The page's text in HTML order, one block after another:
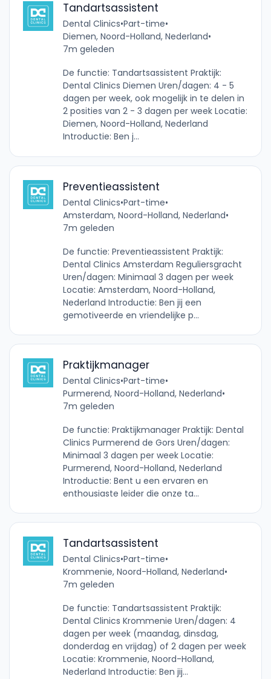
Tandartsassistent
Dental Clinics•Part-time•
Diemen, Noord-Holland, Nederland•
7m geleden
De functie: Tandartsassistent Praktijk:
Dental Clinics Diemen Uren/dagen: 4 - 5
dagen per week, ook mogelijk in te delen in
2 posities van 2 - 3 dagen per week Locatie:
Diemen, Noord-Holland, Nederland
Introductie: Ben j...
Preventieassistent
Dental Clinics•Part-time•
Amsterdam, Noord-Holland, Nederland•
7m geleden
De functie: Preventieassistent Praktijk:
Dental Clinics Amsterdam Reguliersgracht
Uren/dagen: Minimaal 3 dagen per week
Locatie: Amsterdam, Noord-Holland,
Nederland Introductie: Ben jij een
gemotiveerde en vriendelijke p...
Praktijkmanager
Dental Clinics•Part-time•
Purmerend, Noord-Holland, Nederland•
7m geleden
De functie: Praktijkmanager Praktijk: Dental
Clinics Purmerend de Gors Uren/dagen:
Minimaal 3 dagen per week Locatie:
Purmerend, Noord-Holland, Nederland
Introductie: Bent u een ervaren en
enthousiaste leider die onze ta...
Tandartsassistent
Dental Clinics•Part-time•
Krommenie, Noord-Holland, Nederland•
7m geleden
De functie: Tandartsassistent Praktijk:
Dental Clinics Krommenie Uren/dagen: 4
dagen per week (maandag, dinsdag,
donderdag en vrijdag) of 2 dagen per week
Locatie: Krommenie, Noord-Holland,
Nederland Introductie: Ben jij...